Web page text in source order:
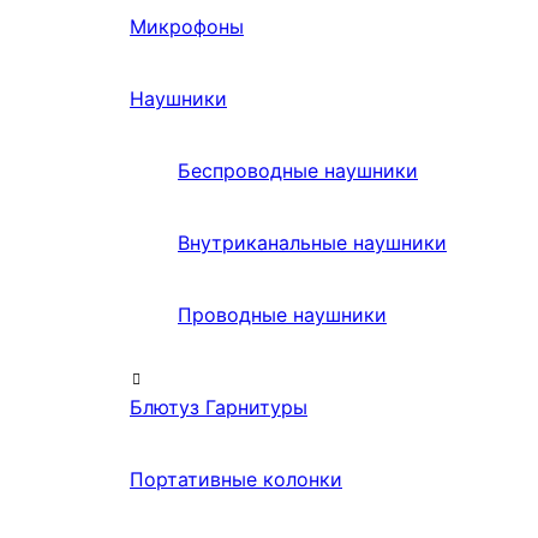
Микрофоны
Наушники
Беспроводные наушники
Внутриканальные наушники
Проводные наушники
Блютуз Гарнитуры
Портативные колонки